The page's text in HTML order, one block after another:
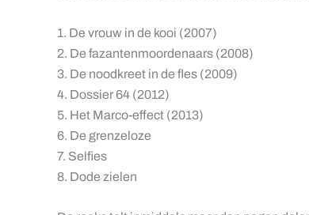
1. De vrouw in de kooi (2007)
2. De fazantenmoordenaars (2008)
3. De noodkreet in de fles (2009)
4. Dossier 64 (2012)
5. Het Marco-effect (2013)
6. De grenzeloze
7. Selfies
8. Dode zielen